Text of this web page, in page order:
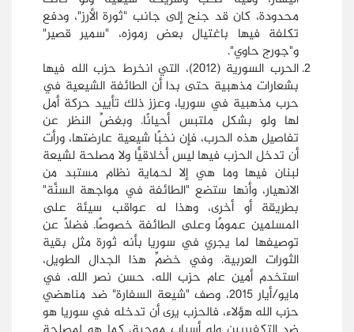
محدودة، كان قد جنح إلى جانب "ثورة الأرز"، ودفع
تكلفة فيها باغتيال بعض رموزه، "سمير قصير"
و"جورج حاوي".
الحرب السورية (2012)، التي انخرط حزب الله فيها
بشعارات مذهبية حتى بدا أن الطائفة الشيعية في
حرب مذهبية في سوريا، وعزز ذلك تأييد حركة أمل
لها ولو بشكل ملتبس أحيانًا. وبغضِّ النظر عن
تفاصيل هذه الحرب، فإن نخبًا شيعية عارضتها، ورأت
أن تدخل الحزب فيها ليس أخلاقيًّا ولا مصلحة لشيعة
لبنان فيها وما هي إلا لحماية نظام مستبد من
الانهيار، وأنها ستضع "الطائفة في مواجهة السنَّة"
بطريقة أو أخرى، وهذا له عواقب سيئة على
المسلمين عمومًا وعلى الطائفة خصوصًا. فضلًا عن
توصيفها لما يجري في سوريا بأنه ثورة مثل بقية
الثورات العربية. وفي خضمِّ هذا الجدال الطويل،
استخدم أمين عام حزب الله، حسن نصر الله، في
مايو/أيار 2015، وصف "شيعة السفارة" ضد مناهضي
حزب الله هؤلاء، فالحزب يرى أن تدخله في سوريا هو